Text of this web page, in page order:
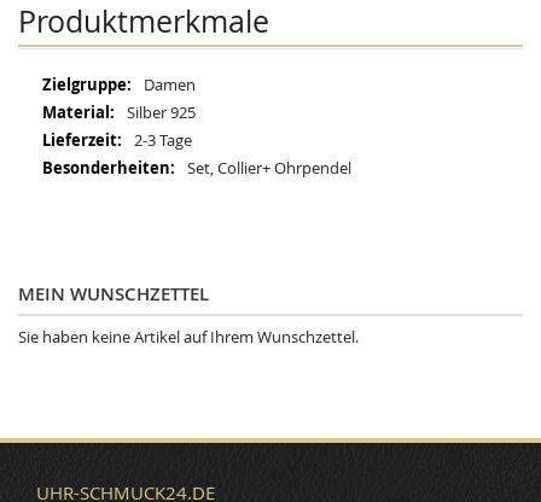
Produktmerkmale
Mehr
Informationen
Damen
Silber 925
2-3 Tage
Set, Collier+ Ohrpendel
MEIN WUNSCHZETTEL
Sie haben keine Artikel auf Ihrem Wunschzettel.
UHR-SCHMUCK24.DE